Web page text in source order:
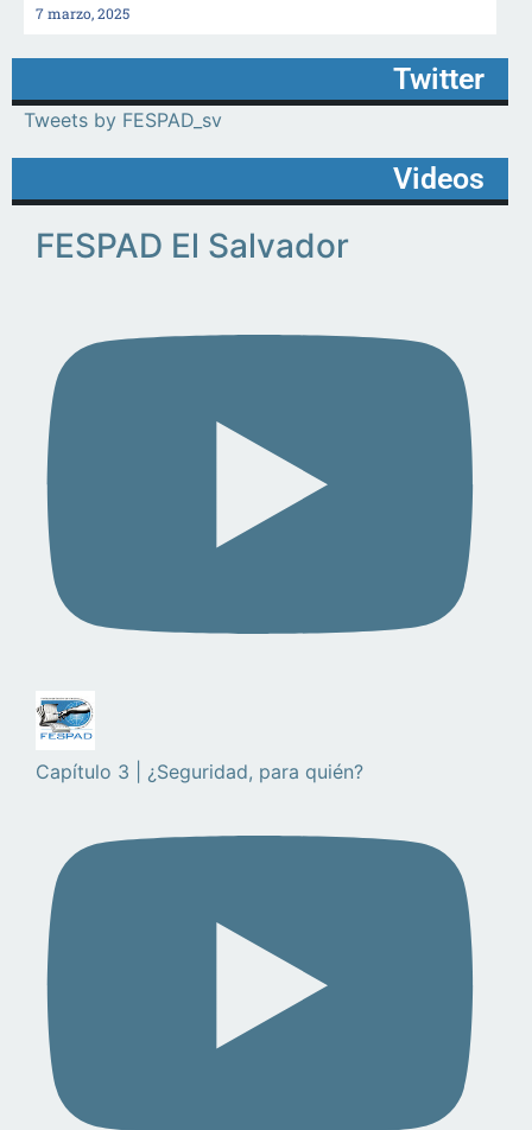
7 marzo, 2025
Twitter
Tweets by FESPAD_sv
Videos
FESPAD El Salvador
Capítulo 3 | ¿Seguridad, para quién?